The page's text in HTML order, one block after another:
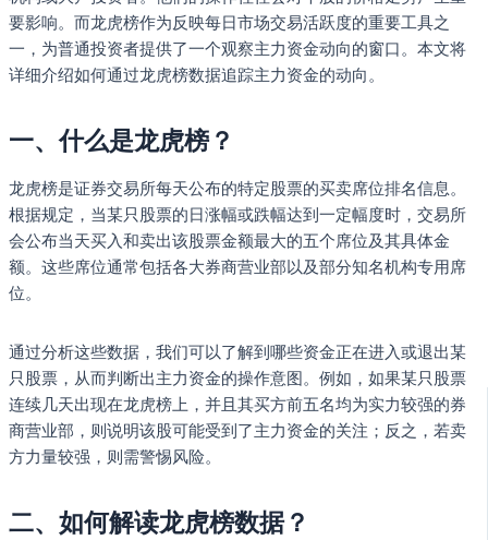
要影响。而龙虎榜作为反映每日市场交易活跃度的重要工具之
一，为普通投资者提供了一个观察主力资金动向的窗口。本文将
详细介绍如何通过龙虎榜数据追踪主力资金的动向。
一、什么是龙虎榜？
龙虎榜是证券交易所每天公布的特定股票的买卖席位排名信息。
根据规定，当某只股票的日涨幅或跌幅达到一定幅度时，交易所
会公布当天买入和卖出该股票金额最大的五个席位及其具体金
额。这些席位通常包括各大券商营业部以及部分知名机构专用席
位。
通过分析这些数据，我们可以了解到哪些资金正在进入或退出某
只股票，从而判断出主力资金的操作意图。例如，如果某只股票
连续几天出现在龙虎榜上，并且其买方前五名均为实力较强的券
商营业部，则说明该股可能受到了主力资金的关注；反之，若卖
方力量较强，则需警惕风险。
二、如何解读龙虎榜数据？